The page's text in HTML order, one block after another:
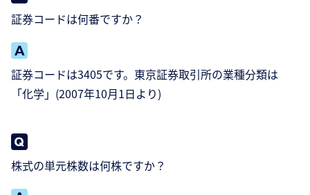
証券コードは何番ですか？
証券コードは3405です。東京証券取引所の業種分類は
「化学」(2007年10月1日より)
株式の単元株数は何株ですか？